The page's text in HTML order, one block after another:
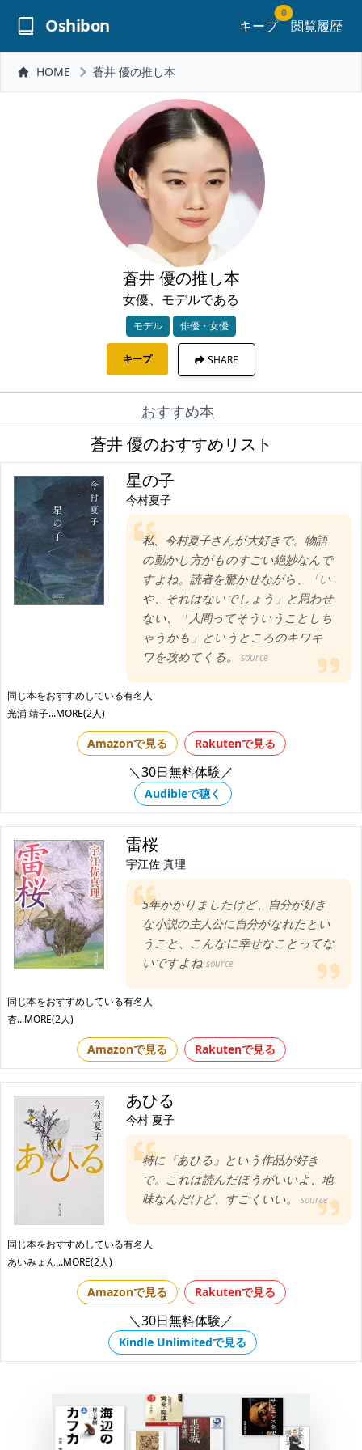
Oshibon キープ
0
閲覧履歴
HOME 蒼井 優の推し本
蒼井 優の推し本
女優、モデルである
モデル 俳優・女優
キープ SHARE
おすすめ本
蒼井 優のおすすめリスト
星の子
今村夏子
私、今村夏子さんが大好きで。物語
の動かし方がものすごい絶妙なんで
すよね。読者を驚かせながら、「い
や、それはないでしょう」と思わせ
ない、「人間ってそういうことしち
ゃうかも」というところのキワキ
ワを攻めてくる。source
同じ本をおすすめしている有名人
光浦 靖子...MORE(2人)
Amazonで見る Rakutenで見る
＼30日無料体験／
Audibleで聴く
雷桜
宇江佐 真理
5年かかりましたけど、自分が好き
な小説の主人公に自分がなれたとい
うこと、こんなに幸せなことってな
いですよねsource
同じ本をおすすめしている有名人
杏...MORE(2人)
Amazonで見る Rakutenで見る
あひる
今村 夏子
特に『あひる』という作品が好き
で。これは読んだほうがいいよ、地
味なんだけど、すごくいい。source
同じ本をおすすめしている有名人
あいみょん...MORE(2人)
Amazonで見る Rakutenで見る
＼30日無料体験／
Kindle Unlimitedで見る